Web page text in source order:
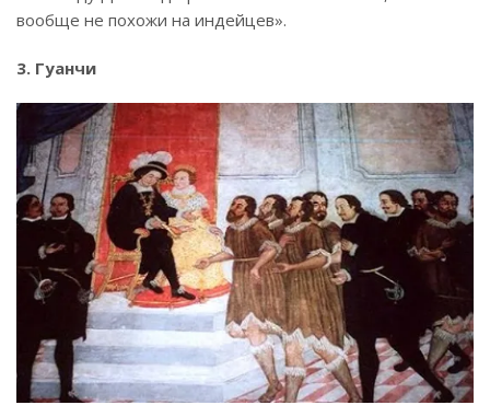
вообще не похожи на индейцев».
3. Гуанчи